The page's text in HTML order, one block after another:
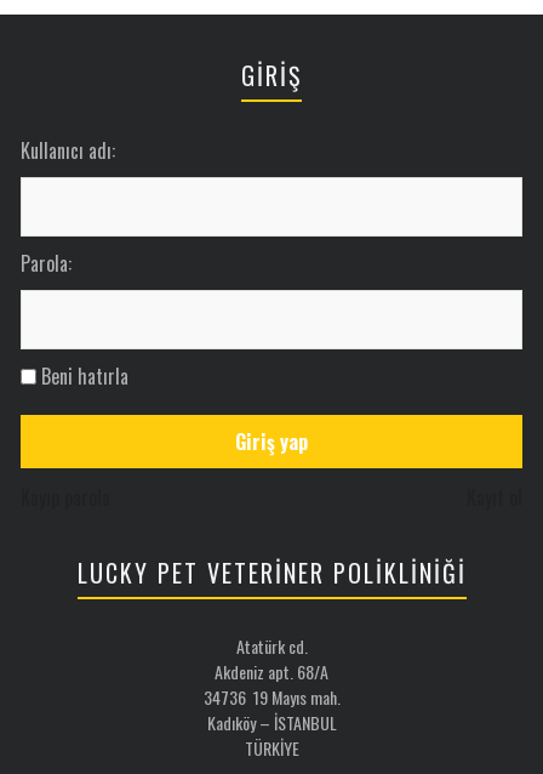
GİRİŞ
Kullanıcı adı:
Parola:
Beni hatırla
Giriş yap
LUCKY PET VETERİNER POLİKLİNİĞİ
Atatürk cd.
Akdeniz apt. 68/A
34736 19 Mayıs mah.
Kadıköy – İSTANBUL
TÜRKİYE